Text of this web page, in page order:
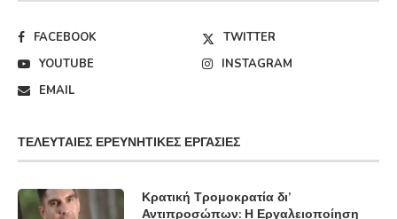
FACEBOOK
TWITTER
YOUTUBE
INSTAGRAM
EMAIL
ΤΕΛΕΥΤΑΊΕΣ ΕΡΕΥΝΗΤΙΚΈΣ ΕΡΓΑΣΊΕΣ
Κρατική Τρομοκρατία δι’
Αντιπροσώπων: Η Εργαλειοποίηση